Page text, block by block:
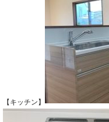
【キッチン】